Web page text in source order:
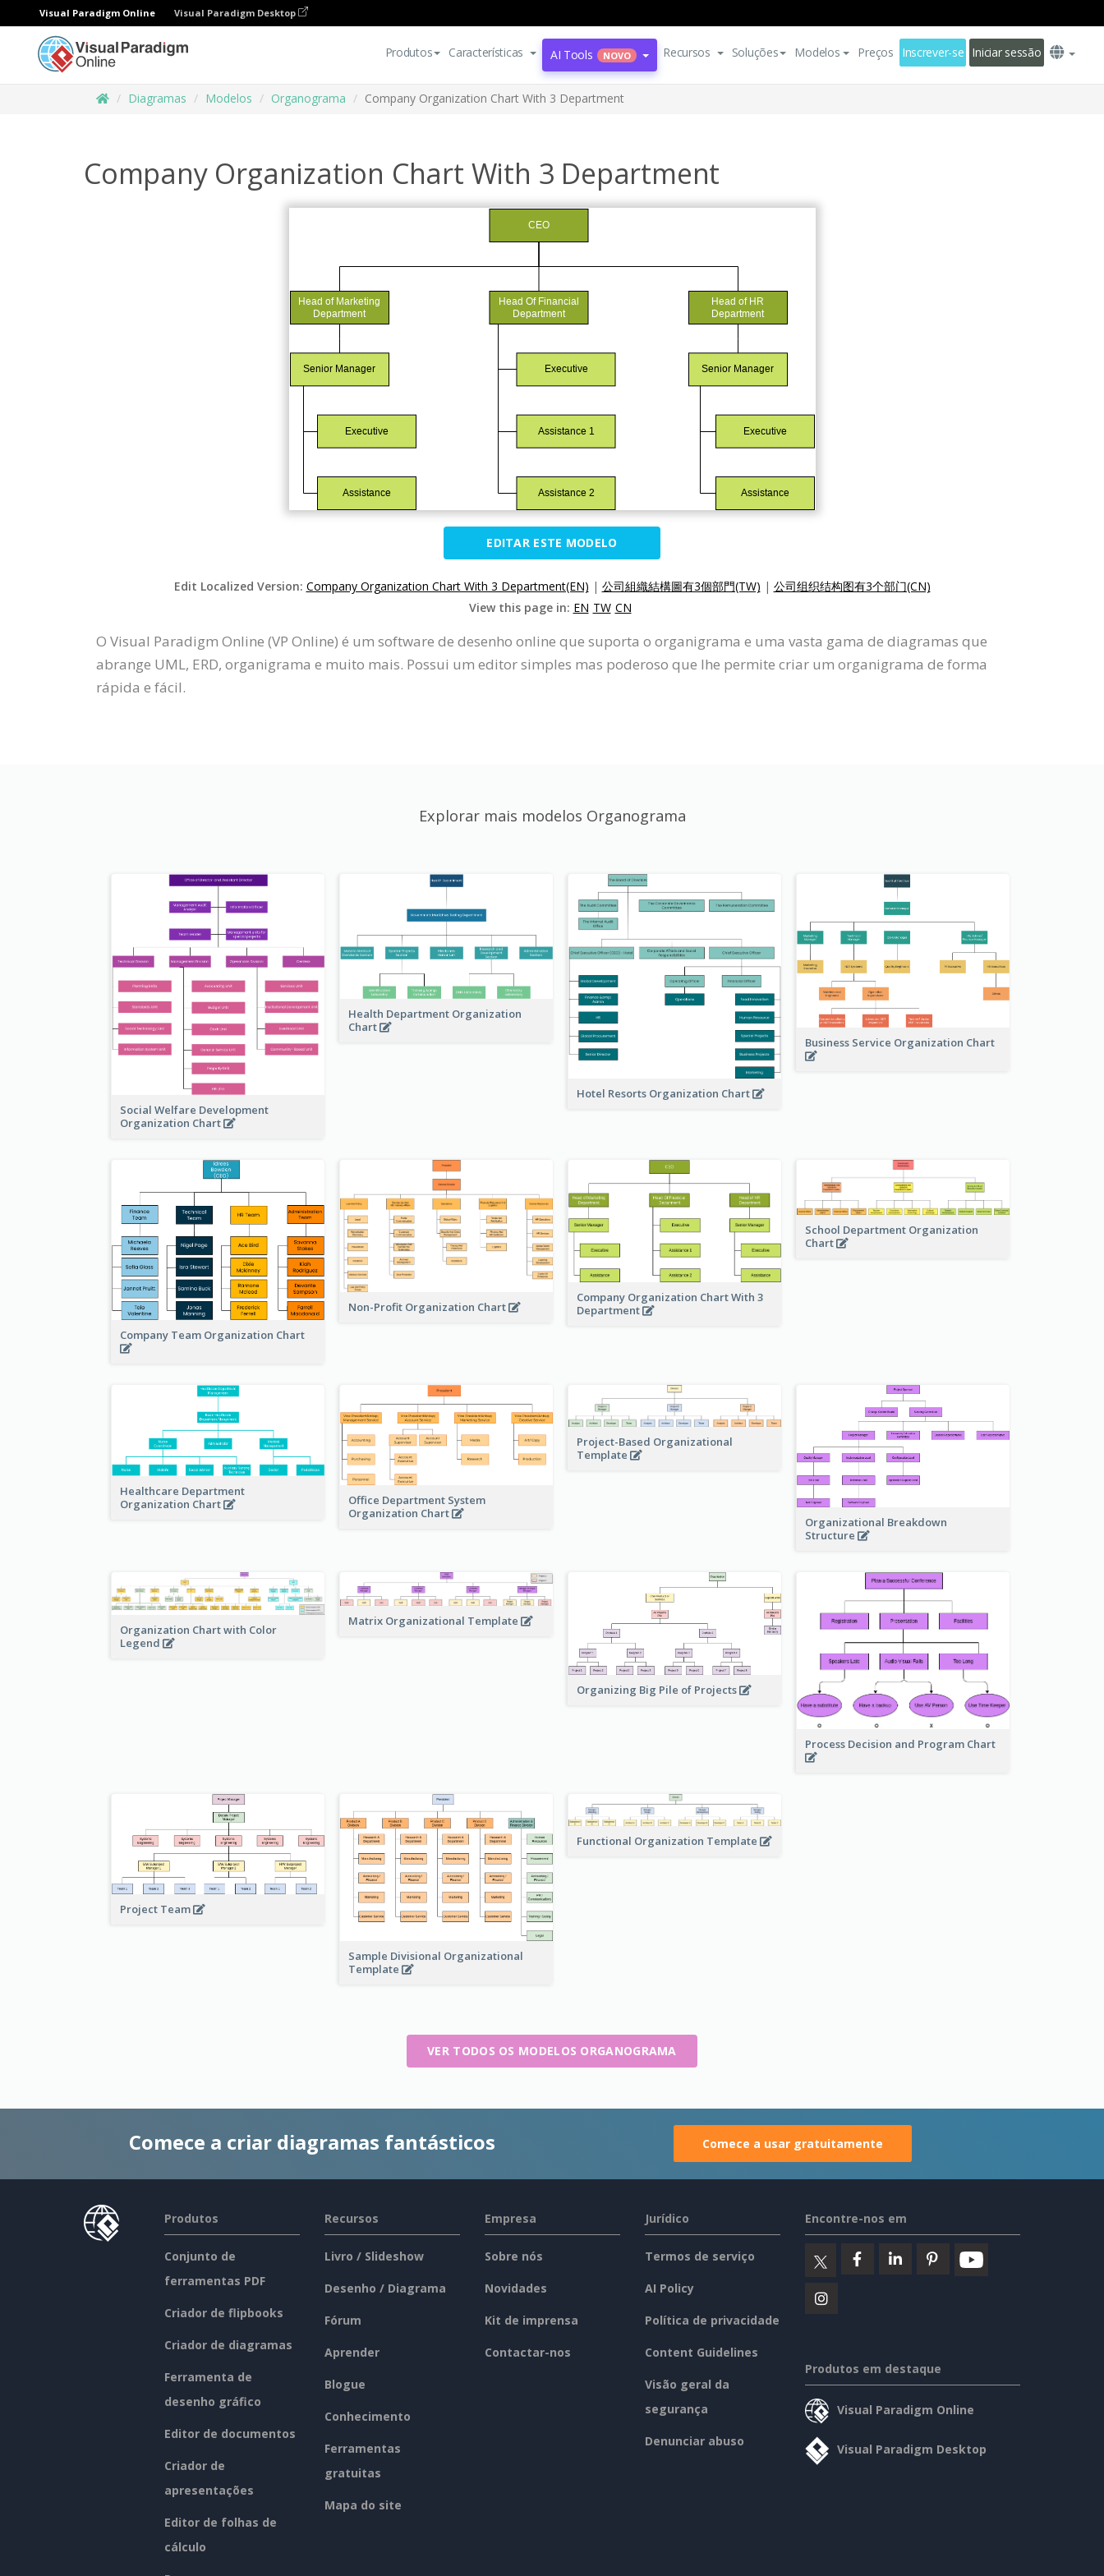
Visual Paradigm Online Visual Paradigm Desktop
Produtos Características AI Tools NOVO Recursos Soluções Modelos Preços Inscrever-se Iniciar sessão
Diagramas Modelos Organograma Company Organization Chart With 3 Department
Company Organization Chart With 3 Department
EDITAR ESTE MODELO
Edit Localized Version: Company Organization Chart With 3 Department(EN) | 公司組織結構圖有3個部門(TW) | 公司组织结构图有3个部门(CN)
View this page in: EN TW CN
O Visual Paradigm Online (VP Online) é um software de desenho online que suporta o organigrama e uma vasta gama de diagramas que
abrange UML, ERD, organigrama e muito mais. Possui um editor simples mas poderoso que lhe permite criar um organigrama de forma
rápida e fácil.
Explorar mais modelos Organograma
Social Welfare Development
Organization Chart
Health Department Organization
Chart
Hotel Resorts Organization Chart
Business Service Organization Chart
Company Team Organization Chart
Non-Profit Organization Chart
Company Organization Chart With 3
Department
School Department Organization
Chart
Healthcare Department
Organization Chart
Office Department System
Organization Chart
Project-Based Organizational
Template
Organizational Breakdown
Structure
Organization Chart with Color
Legend
Matrix Organizational Template
Organizing Big Pile of Projects
Process Decision and Program Chart
Project Team
Sample Divisional Organizational
Template
Functional Organization Template
VER TODOS OS MODELOS ORGANOGRAMA
Comece a criar diagramas fantásticos Comece a usar gratuitamente
Produtos
Conjunto de
ferramentas PDF
Criador de flipbooks
Criador de diagramas
Ferramenta de
desenho gráfico
Editor de documentos
Criador de
apresentações
Editor de folhas de
cálculo
Recursos
Livro / Slideshow
Desenho / Diagrama
Fórum
Aprender
Blogue
Conhecimento
Ferramentas
gratuitas
Mapa do site
Empresa
Sobre nós
Novidades
Kit de imprensa
Contactar-nos
Jurídico
Termos de serviço
AI Policy
Política de privacidade
Content Guidelines
Visão geral da
segurança
Denunciar abuso
Encontre-nos em
Produtos em destaque
Visual Paradigm Online
Visual Paradigm Desktop